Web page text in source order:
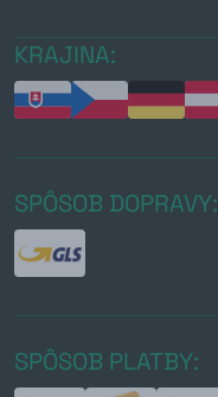
KRAJINA:
SPÔSOB DOPRAVY:
SPÔSOB PLATBY: